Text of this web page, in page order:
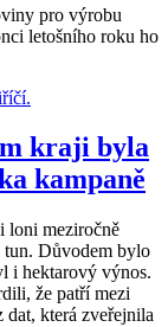
pro výrobu
letošního roku ho
kraji byla
kampaně
loni meziročně
tun. Důvodem bylo
i hektarový výnos.
že patří mezi
která zveřejnila